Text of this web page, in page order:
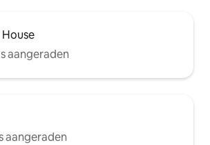
aangeraden
aangeraden